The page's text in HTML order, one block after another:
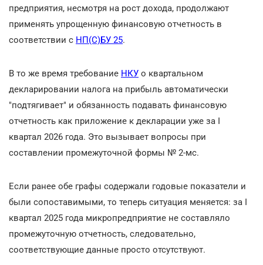
предприятия, несмотря на рост дохода, продолжают
применять упрощенную финансовую отчетность в
соответствии с НП(С)БУ 25.
В то же время требование НКУ о квартальном
декларировании налога на прибыль автоматически
"подтягивает" и обязанность подавать финансовую
отчетность как приложение к декларации уже за I
квартал 2026 года. Это вызывает вопросы при
составлении промежуточной формы № 2-мс.
Если ранее обе графы содержали годовые показатели и
были сопоставимыми, то теперь ситуация меняется: за I
квартал 2025 года микропредприятие не составляло
промежуточную отчетность, следовательно,
соответствующие данные просто отсутствуют.